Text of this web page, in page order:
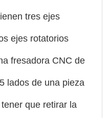
tres ejes
ejes rotatorios
fresadora CNC de
lados de una pieza
que retirar la